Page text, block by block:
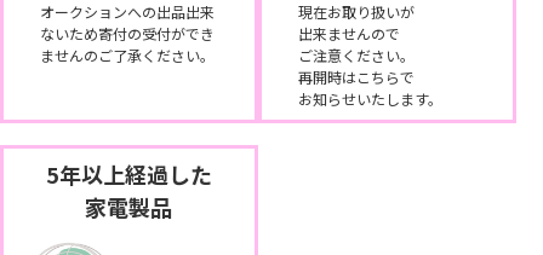
オークションへの出品出来
ないため寄付の受付ができ
ませんのご了承ください。
現在お取り扱いが
出来ませんので
ご注意ください。
再開時はこちらで
お知らせいたします。
5年以上経過した
家電製品